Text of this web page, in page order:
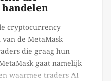
cryptocurrency
de MetaMask
die graag hun
gaat namelijk
waarmee traders AI